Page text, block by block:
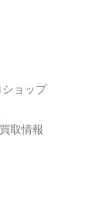
ョップ
取情報